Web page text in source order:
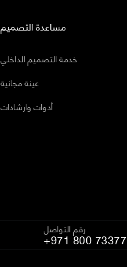
مساعدة التصميم
خدمة التصميم الداخلي
عينة مجانية
أدوات وارشادات
رقم التواصل
+971 800 73377